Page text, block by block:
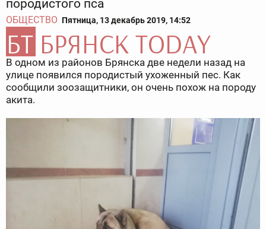
породистого пса
ОБЩЕСТВО Пятница, 13 декабрь 2019, 14:52
В одном из районов Брянска две недели назад на
улице появился породистый ухоженный пес. Как
сообщили зоозащитники, он очень похож на породу
акита.